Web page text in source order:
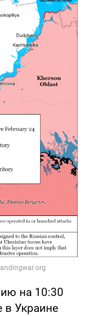
на 10:30
в Украине